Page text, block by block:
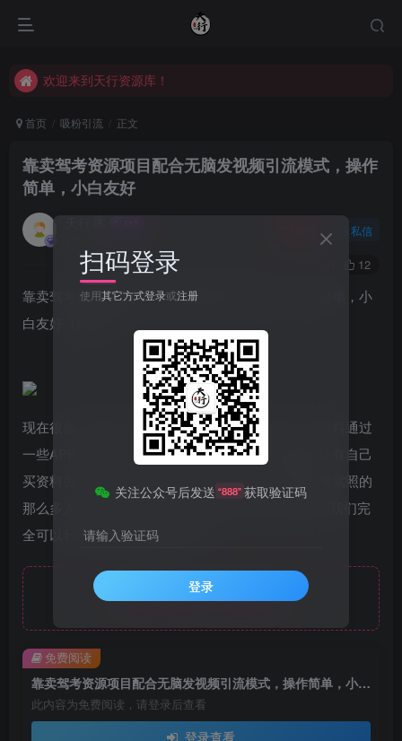
欢迎来到天行资源库！
首页 吸粉引流 正文
靠卖驾考资源项目配合无脑发视频引流模式，操作
简单，小白友好
私信
12
靠卖驾考资源项目配合无脑发视频引流模式，操作简单，小
白友好【揭秘】
现在很多人考驾照，这些人他们都会提前去看一些资料通过
一些APP上面是可以去自学的。当然通过直播讲解还有自己
买资料去学习，也是有很多大的需求的。中国每年考驾照的
那么多人总有一些不想用app的人这就是幸存者偏差!我们完
全可以利用这其中的信息差获利。
免费资源，请登录后查看
靠卖驾考资源项目配合无脑发视频引流模式，操作简单，小白友好
此内容为免费阅读，请登录后查看
登录查看
免费阅读
扫码登录
使用其它方式登录或注册
关注公众号后发送 “888” 获取验证码
请输入验证码
登录